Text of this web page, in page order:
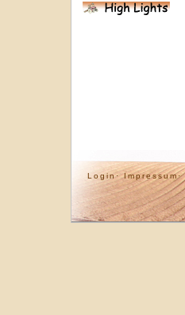
Login· Impressum·